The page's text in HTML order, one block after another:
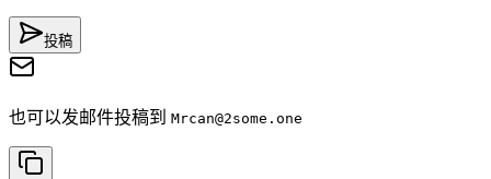
投稿
也可以发邮件投稿到 Mrcan@2some.one